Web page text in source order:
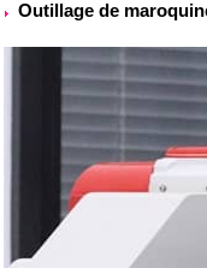
Outillage de